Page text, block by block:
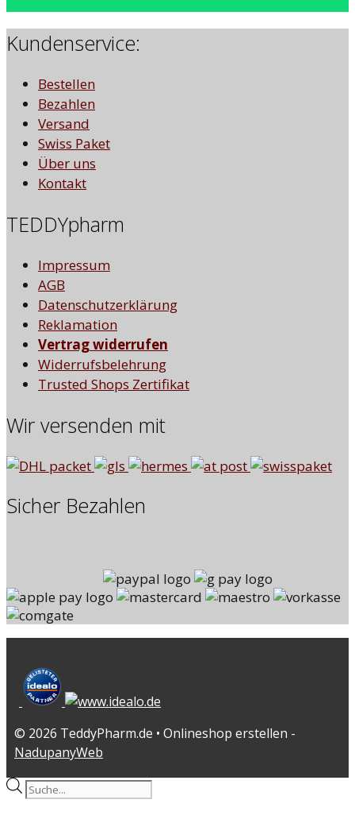
Kundenservice:
Bestellen
Bezahlen
Versand
Swiss Paket
Über uns
Kontakt
TEDDYpharm
Impressum
AGB
Datenschutzerklärung
Reklamation
Vertrag widerrufen
Widerrufsbelehrung
Trusted Shops Zertifikat
Wir versenden mit
Sicher Bezahlen
© 2026 TeddyPharm.de • Onlineshop erstellen -
NadupanyWeb
Products